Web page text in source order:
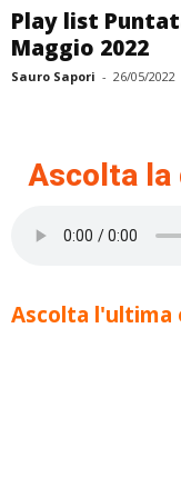
Play list
Maggio 2022
Sauro Sapori - 26/05/2022
Ascolta
Ascolta l'ultima